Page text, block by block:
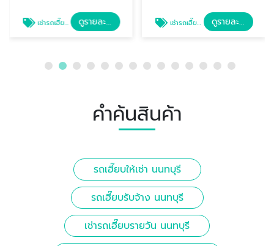
เช่ารถเฮี๊ยบรายวัน นนทบุรี ดูรายละเอียด เช่ารถเฮี๊ยบพร้อมคนขับ นนทบุรี ดูรายละเอียด
คำค้นสินค้า
รถเฮี๊ยบให้เช่า นนทบุรี
รถเฮี๊ยบรับจ้าง นนทบุรี
เช่ารถเฮี๊ยบรายวัน นนทบุรี